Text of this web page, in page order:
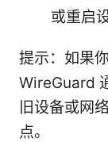
或重启
提示：如果
WireGuard
旧设备或网
点。